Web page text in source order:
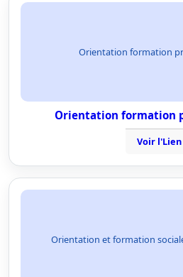
Orientation formation
Orientation formation
Voir l'Lien
Orientation et formation